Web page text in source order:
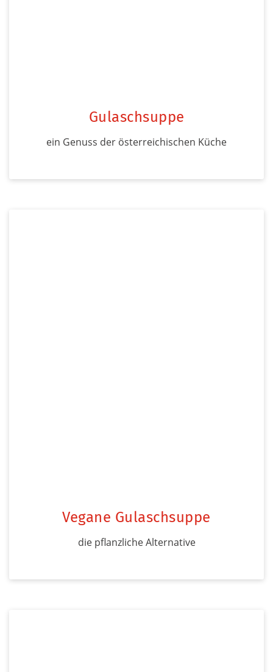
Gulaschsuppe
ein Genuss der österreichischen Küche
Vegane Gulaschsuppe
die pflanzliche Alternative